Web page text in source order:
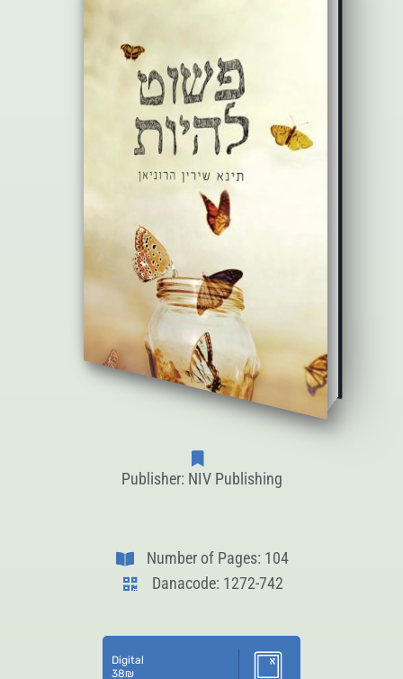
Publisher: NIV Publishing
Number of Pages: 104
Danacode: 1272-742
Digital
38₪